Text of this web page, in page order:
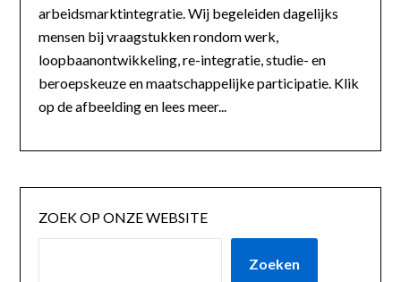
arbeidsmarktintegratie. Wij begeleiden dagelijks
mensen bij vraagstukken rondom werk,
loopbaanontwikkeling, re-integratie, studie- en
beroepskeuze en maatschappelijke participatie. Klik
op de afbeelding en lees meer...
ZOEK OP ONZE WEBSITE
Zoeken